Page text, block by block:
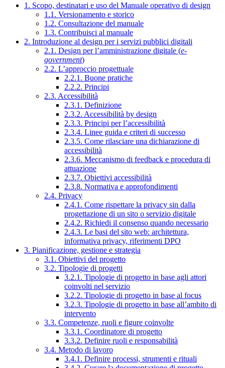
1. Scopo, destinatari e uso del Manuale operativo di design
1.1. Versionamento e storico
1.2. Consultazione del manuale
1.3. Contribuisci al manuale
2. Introduzione al design per i servizi pubblici digitali
2.1. Design per l’amministrazione digitale (e-
government)
2.2. L’approccio progettuale
2.2.1. Buone pratiche
2.2.2. Principi
2.3. Accessibilità
2.3.1. Definizione
2.3.2. Accessibilità by design
2.3.3. Principi per l’accessibilità
2.3.4. Linee guida e criteri di successo
2.3.5. Come rilasciare una dichiarazione di
accessibilità
2.3.6. Meccanismo di feedback e procedura di
attuazione
2.3.7. Obiettivi accessibilità
2.3.8. Normativa e approfondimenti
2.4. Privacy
2.4.1. Come rispettare la privacy sin dalla
progettazione di un sito o servizio digitale
2.4.2. Richiedi il consenso quando necessario
2.4.3. Le basi del sito web: architettura,
informativa privacy, riferimenti DPO
3. Pianificazione, gestione e strategia
3.1. Obiettivi del progetto
3.2. Tipologie di progetti
3.2.1. Tipologie di progetto in base agli attori
coinvolti nel servizio
3.2.2. Tipologie di progetto in base al focus
3.2.3. Tipologie di progetto in base all’ambito di
intervento
3.3. Competenze, ruoli e figure coinvolte
3.3.1. Coordinatore di progetto
3.3.2. Definire ruoli e responsabilità
3.4. Metodo di lavoro
3.4.1. Definire processi, strumenti e rituali